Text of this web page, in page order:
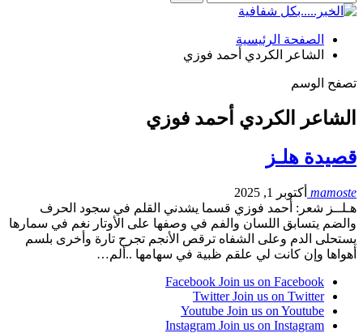
الصفحة الرئيسية
الشاعر الكردي أحمد فوزي
تصفح الوسم
الشاعر الكردي أحمد فوزي
قصيدة هلـز
mamoste أكتوبر 1, 2025
هـلــز شعر: أحمد فوزي قسما يشدني القلم في سجود الحرف
والضم يتسابق اللسان والفم في وصفها على الأوتار نغم في سمارها
يستحلى الدم وعلى الشفاه ترقص الأنجم تجرح تارة وأخرى بلسم
أهواها وإن كانت لي علقم ظبية في سهامها ..ألم…
Facebook Join us on Facebook
Twitter Join us on Twitter
Youtube Join us on Youtube
Instagram Join us on Instagram